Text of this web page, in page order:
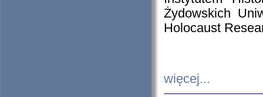
Żydowskich
Holocaust
więcej...